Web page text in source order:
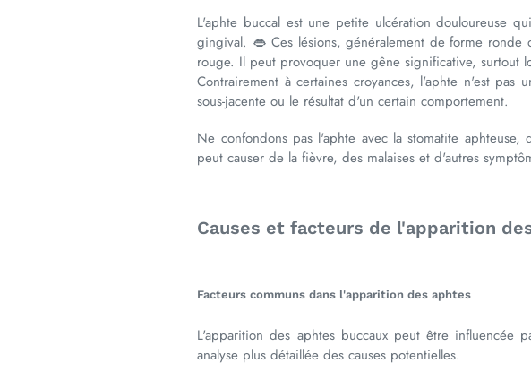
L'aphte buccal est une petite ulcération douloureuse
gingival. 👄 Ces lésions, généralement de forme ronde
rouge. Il peut provoquer une gêne significative, surtout
Contrairement à certaines croyances, l'aphte n'est
sous-jacente ou le résultat d'un certain comportement.
Ne confondons pas l'aphte avec la stomatite
peut causer de la fièvre, des malaises et d'autres
Causes et facteurs de l'apparition
Facteurs communs dans l'apparition des aphtes
L'apparition des aphtes buccaux peut être
analyse plus détaillée des causes potentielles.